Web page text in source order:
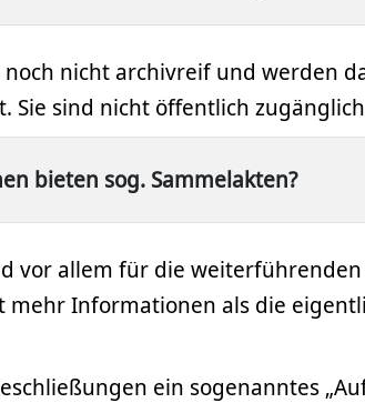
nicht archivreif und werden
Sie sind nicht öffentlich
bieten sog. Sammelakten?
vor allem für die weiterführenden
mehr Informationen als die
ein sogenanntes